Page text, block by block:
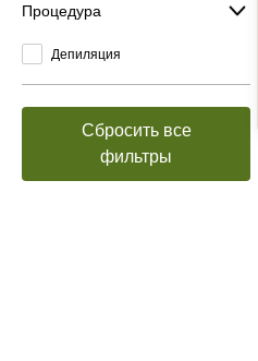
Процедура
Депиляция
Сбросить все
фильтры